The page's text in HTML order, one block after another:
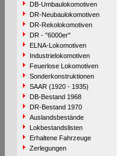
DB-Umbaulokomotiven
DR-Neubaulokomotiven
DR-Rekolokomotiven
DR - "6000er"
ELNA-Lokomotiven
Industrielokomotiven
Feuerlose Lokomotiven
Sonderkonstruktionen
SAAR (1920 - 1935)
DB-Bestand 1968
DR-Bestand 1970
Auslandsbestände
Lokbestandslisten
Erhaltene Fahrzeuge
Zerlegungen